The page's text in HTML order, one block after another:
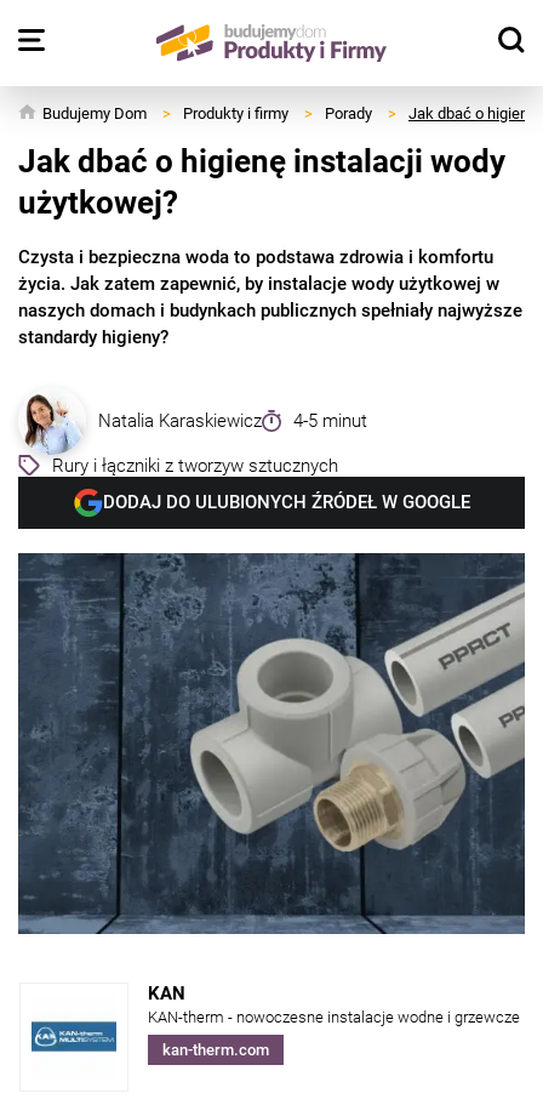
Budujemy Dom > Produkty i firmy > Porady > Jak dbać o
Jak dbać o higienę instalacji wody
użytkowej?
Czysta i bezpieczna woda to podstawa zdrowia i komfortu
życia. Jak zatem zapewnić, by instalacje wody użytkowej w
naszych domach i budynkach publicznych spełniały najwyższe
standardy higieny?
Natalia Karaskiewicz 4-5 minut
Rury i łączniki z tworzyw sztucznych
DODAJ DO ULUBIONYCH ŹRÓDEŁ W GOOGLE
KAN
KAN-therm - nowoczesne instalacje wodne i grzewcze
kan-therm.com